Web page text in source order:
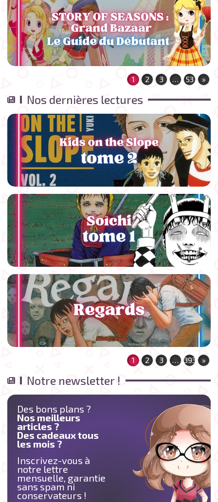
1 2 3 … 53 »
Nos dernières lectures
1 2 3 … 393 »
Notre newsletter !
Des bons plans ?
Nos meilleurs
articles ?
Des cadeaux tous
les mois ?
Inscrivez-vous à
notre lettre
mensuelle, garantie
sans spam ni
conservateurs !